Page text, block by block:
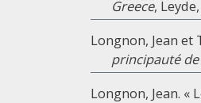
Greece,
Longnon, Jean et
principauté de
Longnon, Jean.